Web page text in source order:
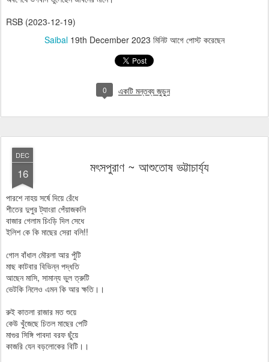
RSB (2023-12-19)
Saibal 19th December 2023 মিনিট আগে পোস্ট করেছেন
0 একটি মন্তব্য জুড়ুন
DEC
16 মৎসপুরাণ ~ আশুতোষ ভট্টাচার্য্য
পারশে নাহয় সর্ষে দিয়ে রেঁধে
শীতের দুপুর ট্যাংরা পেঁয়াজকলি
বাজার গেলাম চিংড়ি দিল সেধে
ইলিশ কে কি মাছের সেরা বলি!!
গোল বাঁধাল মৌরলা আর পুঁটি
মাছ কাটবার বিভিন্ন পদ্ধতি
আছেন মাসি, সামান্য ভুল ত্রুটি
ভেটকি নিলেও এমন কি আর ক্ষতি।।
রুই কাতলা রাজার মত শুয়ে
কেউ খুঁজেছে চিতল মাছের পেটি
মাগুর সিঙ্গি পাবদা বরফ ছুঁয়ে
কাজরি যেন বড়লোকের বিটি।।